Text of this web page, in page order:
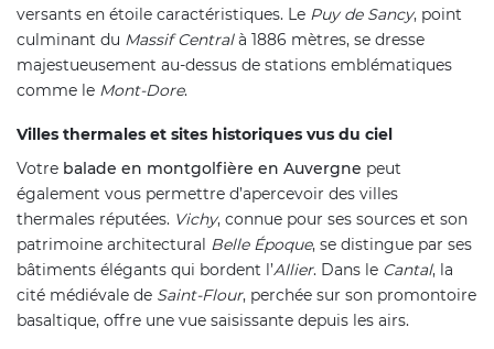
versants en étoile caractéristiques. Le Puy de Sancy, point
culminant du Massif Centralà 1886 mètres, se dresse
majestueusement au-dessus de stations emblématiques
comme le Mont-Dore.
Villes thermales et sites historiques vus du ciel
Votre balade en montgolfière en Auvergne peut
également vous permettre d’apercevoir des villes
thermales réputées. Vichy, connue pour ses sources et son
patrimoine architectural Belle Époque, se distingue par ses
bâtiments élégants qui bordent l’Allier. Dans le Cantal, la
cité médiévale de Saint-Flour, perchée sur son promontoire
basaltique, offre une vue saisissante depuis les airs.